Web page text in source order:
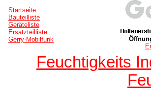
Startseite
Bauteilliste
Geräteliste
Ersatzteilliste
Gerry-Mobilfunk
Feuchtigkeits